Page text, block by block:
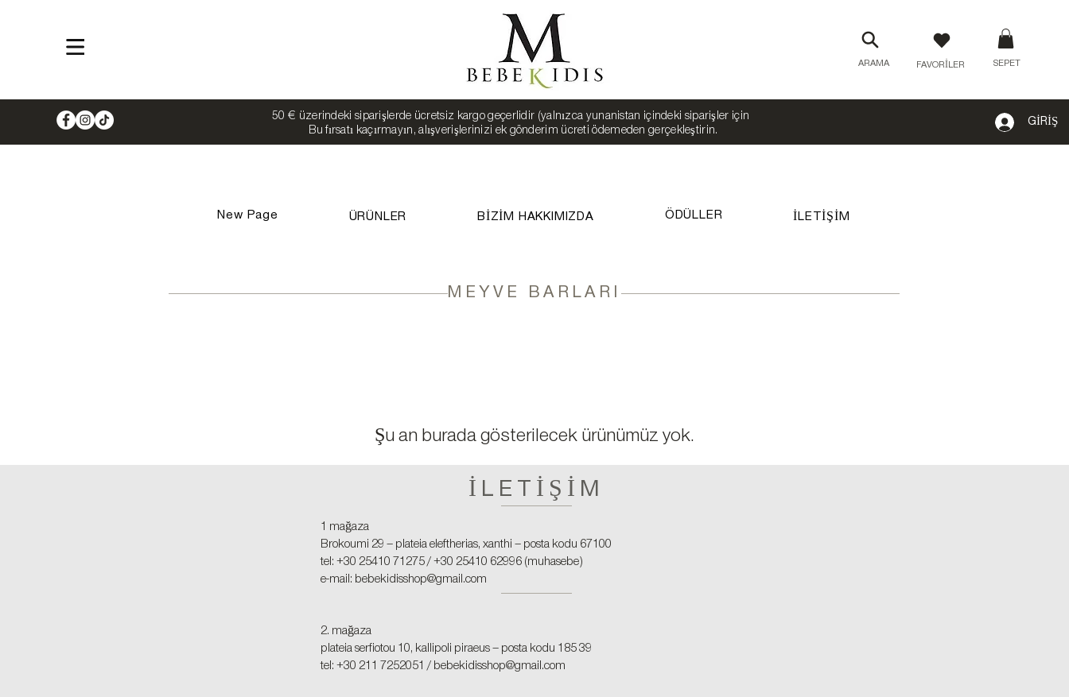
FAVORİLER
ARAMA SEPET
50 € üzerindeki siparişlerde ücretsiz kargo geçerlidir (yalnızca yunanistan içindeki siparişler için).
Bu fırsatı kaçırmayın, alışverişlerinizi ek gönderim ücreti ödemeden gerçekleştirin.
GİRİŞ
New Page ÜRÜNLER BİZİM HAKKIMIZDA ÖDÜLLER İLETİŞİM
MEYVE BARLARI
Şu an burada gösterilecek ürünümüz yok.
İLETİŞİM
1 mağaza
Brokoumi 29 – plateia eleftherias, xanthi – posta kodu 67100
tel: +30 25410 71275 / +30 25410 62996 (muhasebe)
e-mail: bebekidisshop@gmail.com
2. mağaza
plateia serfiotou 10, kallipoli piraeus – posta kodu 185 39
tel: +30 211 7252051 / bebekidisshop@gmail.com